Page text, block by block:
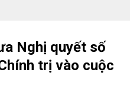
Nghị quyết số
trị vào cuộc